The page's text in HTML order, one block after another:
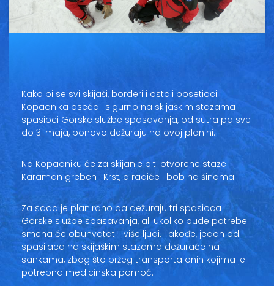
Kako bi se svi skijaši, borderi i ostali posetioci
Kopaonika osećali sigurno na skijaškim stazama
spasioci Gorske službe spasavanja, od sutra pa sve
do 3. maja, ponovo dežuraju na ovoj planini.
Na Kopaoniku će za skijanje biti otvorene staze
Karaman greben i Krst, a radiće i bob na šinama.
Za sada je planirano da dežuraju tri spasioca
Gorske službe spasavanja, ali ukoliko bude potrebe
smena će obuhvatati i više ljudi. Takođe, jedan od
spasilaca na skijaškim stazama dežuraće na
sankama, zbog što bržeg transporta onih kojima je
potrebna medicinska pomoć.